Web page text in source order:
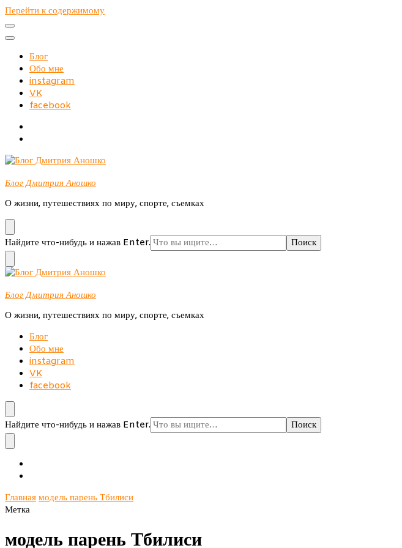
Перейти к содержимому
Блог
Обо мне
instagram
VK
facebook
Блог Дмитрия Аношко
О жизни, путешествиях по миру, спорте, съемках
Ищите
что-
то?
Найдите что-нибудь и нажав Enter.
Блог Дмитрия Аношко
О жизни, путешествиях по миру, спорте, съемках
Блог
Обо мне
instagram
VK
facebook
Ищите
что-
то?
Найдите что-нибудь и нажав Enter.
Главная модель парень Тбилиси
Метка
модель парень Тбилиси